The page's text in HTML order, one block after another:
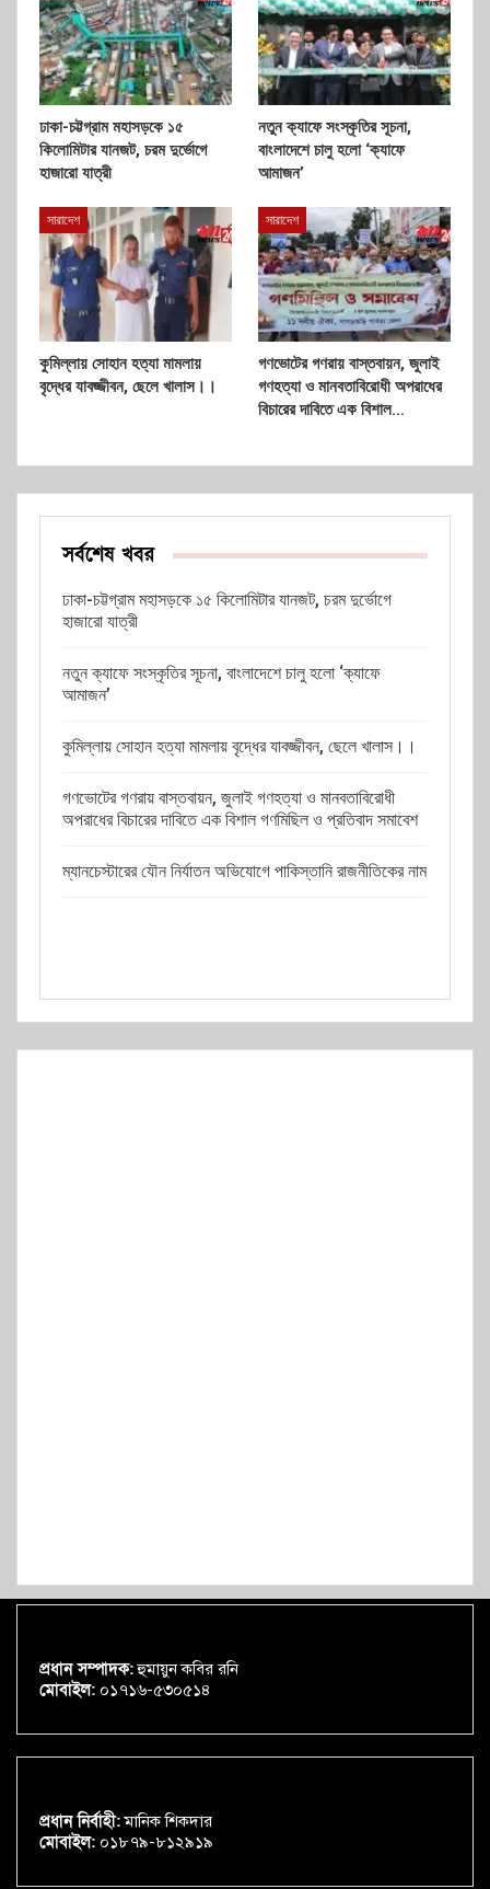
ঢাকা-চট্টগ্রাম মহাসড়কে ১৫
কিলোমিটার যানজট, চরম দুর্ভোগে
হাজারো যাত্রী
নতুন ক্যাফে সংস্কৃতির সূচনা,
বাংলাদেশে চালু হলো ‘ক্যাফে
আমাজন’
সারাদেশ
কুমিল্লায় সোহান হত্যা মামলায়
বৃদ্ধের যাবজ্জীবন, ছেলে খালাস।।
সারাদেশ
গণভোটের গণরায় বাস্তবায়ন, জুলাই
গণহত্যা ও মানবতাবিরোধী অপরাধের
বিচারের দাবিতে এক বিশাল…
সর্বশেষ খবর
ঢাকা-চট্টগ্রাম মহাসড়কে ১৫ কিলোমিটার যানজট, চরম দুর্ভোগে
হাজারো যাত্রী
নতুন ক্যাফে সংস্কৃতির সূচনা, বাংলাদেশে চালু হলো ‘ক্যাফে
আমাজন’
কুমিল্লায় সোহান হত্যা মামলায় বৃদ্ধের যাবজ্জীবন, ছেলে খালাস।।
গণভোটের গণরায় বাস্তবায়ন, জুলাই গণহত্যা ও মানবতাবিরোধী
অপরাধের বিচারের দাবিতে এক বিশাল গণমিছিল ও প্রতিবাদ সমাবেশ
ম্যানচেস্টারের যৌন নির্যাতন অভিযোগে পাকিস্তানি রাজনীতিকের নাম
প্রধান সম্পাদক:হুমায়ুন কবির রনি
মোবাইল: ০১৭১৬-৫৩০৫১৪
প্রধান নির্বাহী:মানিক শিকদার
মোবাইল: ০১৮৭৯-৮১২৯১৯